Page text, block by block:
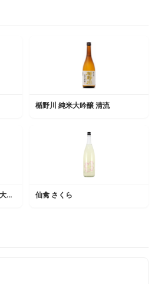
楯野川 純米大吟醸 清流
荷札酒 加茂錦 槽場汲み 純米大吟醸 淡麗フレッシュ 仙禽 さくら